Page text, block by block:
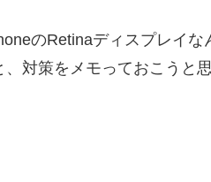
のRetinaディスプレイな
対策をメモっておこうと思